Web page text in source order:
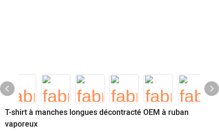
T-shirt à manches longues décontracté OEM à ruban
vaporeux